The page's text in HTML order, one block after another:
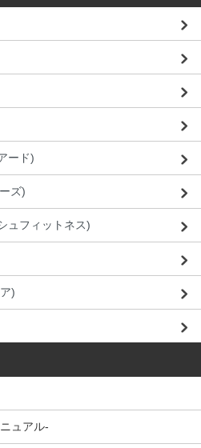
ード)
ズ)
ュフィットネス)
)
ュアル-